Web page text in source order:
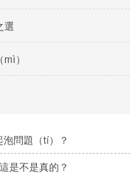
選
）
問題（tí）？
是不是真的？